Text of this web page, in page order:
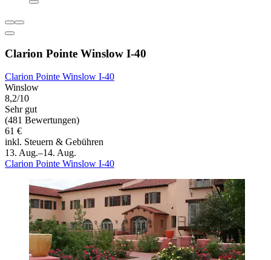
Clarion Pointe Winslow I-40
Clarion Pointe Winslow I-40
Winslow
8,2/10
Sehr gut
(481 Bewertungen)
61 €
inkl. Steuern & Gebühren
13. Aug.–14. Aug.
Clarion Pointe Winslow I-40